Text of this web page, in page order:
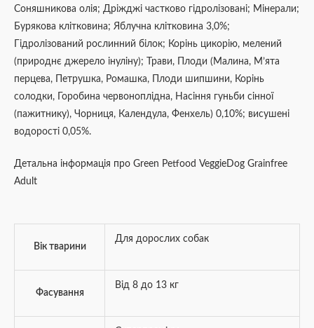
Соняшникова олія; Дріжджі частково гідролізовані; Мінерали;
Бурякова клітковина; Яблучна клітковина 3,0%;
Гідролізований рослинний білок; Корінь цикорію, мелений
(природнє джерело інуліну); Трави, Плоди (Малина, М’ята
перцева, Петрушка, Ромашка, Плоди шипшини, Корінь
солодки, Горобина червоноплідна, Насіння гуньби сінної
(пажитнику), Чорниця, Календула, Фенхель) 0,10%; висушені
водорості 0,05%.
Детальна інформація про Green Petfood VeggieDog Grainfree
Adult
Вік тварини
Для дорослих собак
Фасування
Від 8 до 13 кг